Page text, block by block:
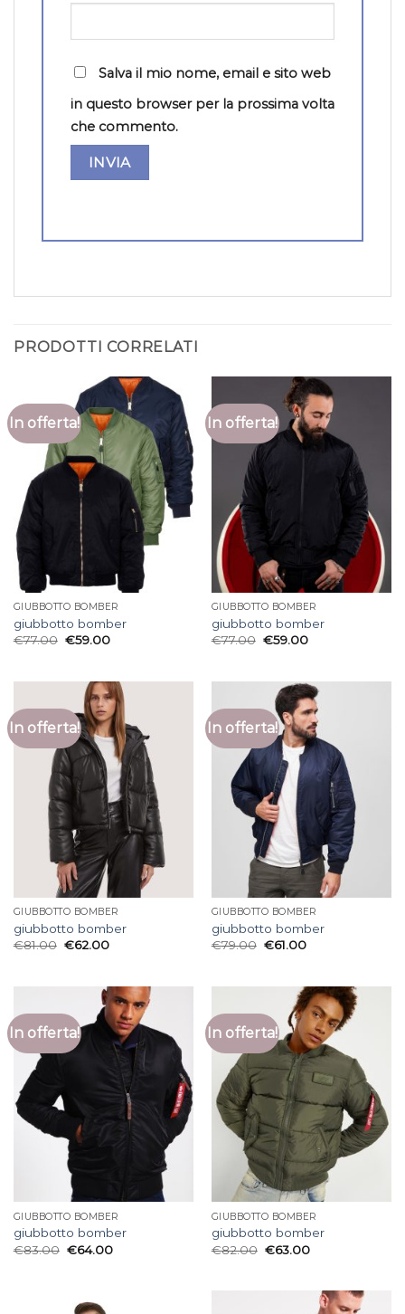
Salva il mio nome, email e sito web
in questo browser per la prossima volta
che commento.
PRODOTTI CORRELATI
In offerta!
GIUBBOTTO BOMBER
giubbotto bomber
€77.00 €59.00
In offerta!
GIUBBOTTO BOMBER
giubbotto bomber
€77.00 €59.00
In offerta!
GIUBBOTTO BOMBER
giubbotto bomber
€81.00 €62.00
In offerta!
GIUBBOTTO BOMBER
giubbotto bomber
€79.00 €61.00
In offerta!
GIUBBOTTO BOMBER
giubbotto bomber
€83.00 €64.00
In offerta!
GIUBBOTTO BOMBER
giubbotto bomber
€82.00 €63.00